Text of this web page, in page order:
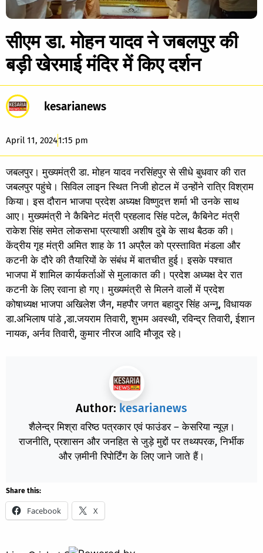
सीएम डा. मोहन यादव ने जबलपुर की
बड़ी खेरमाई मंदिर में किए दर्शन
kesarianews
April 11, 20241:15 pm
जबलपुर। मुख्यमंत्री डा. मोहन यादव नरसिंहपुर से सीधे बुधवार की रात
जबलपुर पहुंचे। सिविल लाइन स्थित निजी होटल में उन्होंने रात्रि विश्राम
किया। इस दौरान भाजपा प्रदेश अध्यक्ष विष्णुदत्त शर्मा भी उनके साथ
आए। मुख्यमंत्री ने कैबिनेट मंत्री प्रहलाद सिंह पटेल, कैबिनेट मंत्री
राकेश सिंह समेत लोकसभा प्रत्याशी अशीष दुबे के साथ बैठक की।
केंद्रीय गृह मंत्री अमित शाह के 11 अप्रैल को प्रस्तावित मंडला और
कटनी के दौरे की तैयारियों के संबंध में बातचीत हुई। इसके पश्चात
भाजपा में शामिल कार्यकर्ताओं से मुलाकात की। प्रदेश अध्यक्ष देर रात
कटनी के लिए रवाना हो गए। मुख्यमंत्री से मिलने वालों में प्रदेश
कोषाध्यक्ष भाजपा अखिलेश जैन, महपौर जगत बहादुर सिंह अन्नू, विधायक
डा.अभिलाष पांडे ,डा.जयराम तिवारी, शुभम अवस्थी, रविन्द्र तिवारी, ईशान
नायक, अर्नव तिवारी, कुमार नीरज आदि मौजूद रहे।
Author: kesarianews
शैलेन्द्र मिश्रा वरिष्ठ पत्रकार एवं फाउंडर – केसरिया न्यूज़।
राजनीति, प्रशासन और जनहित से जुड़े मुद्दों पर तथ्यपरक, निर्भीक
और ज़मीनी रिपोर्टिंग के लिए जाने जाते हैं।
Share this:
Facebook X